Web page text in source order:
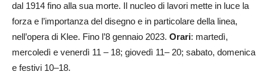
dal 1914 fino alla sua morte. Il nucleo di lavori mette in luce la
forza e l’importanza del disegno e in particolare della linea,
nell’opera di Klee. Fino l’8 gennaio 2023. Orari: martedì,
mercoledì e venerdì 11 – 18; giovedì 11– 20; sabato, domenica
e festivi 10–18.